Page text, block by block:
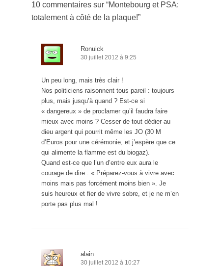
10 commentaires sur “Montebourg et PSA:
totalement à côté de la plaque!”
Ronuick
30 juillet 2012 à 9:25
Un peu long, mais très clair !
Nos politiciens raisonnent tous pareil : toujours
plus, mais jusqu’à quand ? Est-ce si
« dangereux » de proclamer qu’il faudra faire
mieux avec moins ? Cesser de tout dédier au
dieu argent qui pourrit même les JO (30 M
d’Euros pour une cérémonie, et j’espère que ce
qui alimente la flamme est du biogaz).
Quand est-ce que l’un d’entre eux aura le
courage de dire : « Préparez-vous à vivre avec
moins mais pas forcément moins bien ». Je
suis heureux et fier de vivre sobre, et je ne m’en
porte pas plus mal !
alain
30 juillet 2012 à 10:27